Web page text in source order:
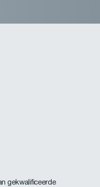
gekwalificeerde